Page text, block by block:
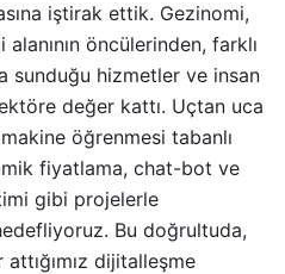
iştirak ettik. Gezinomi,
öncülerinden, farklı
sunduğu hizmetler ve insan
değer kattı. Uçtan uca
öğrenmesi tabanlı
fiyatlama, chat-bot ve
gibi projelerle
Bu doğrultuda,
dijitalleşme